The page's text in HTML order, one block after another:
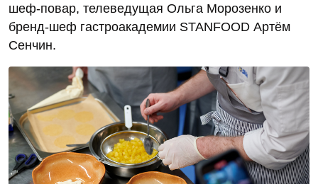
шеф-повар, телеведущая Ольга Морозенко и
бренд-шеф гастроакадемии STANFOOD Артём
Сенчин.